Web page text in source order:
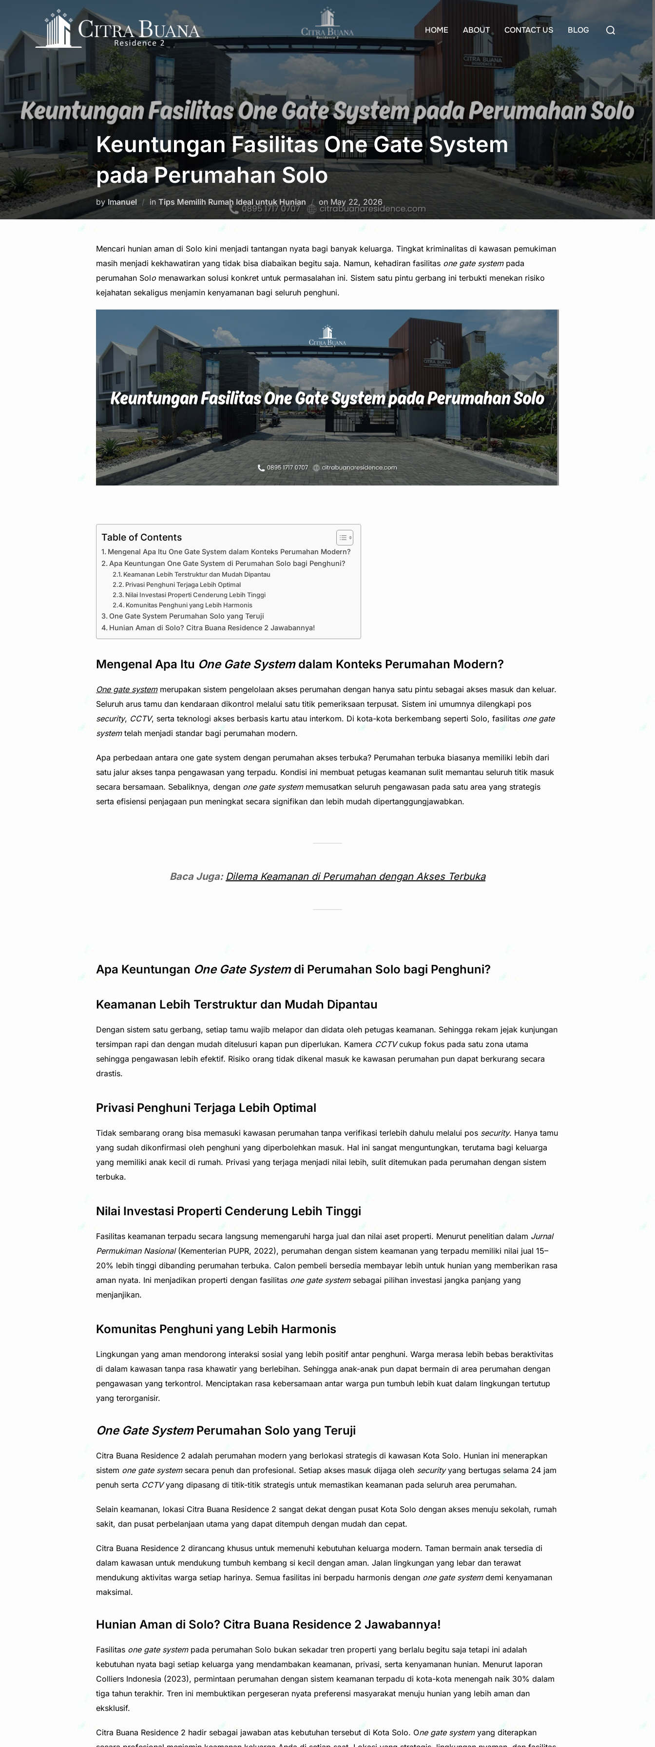
content
HOME ABOUT CONTACT US BLOG
Search
Keuntungan Fasilitas One Gate System
pada Perumahan Solo
by Imanuel in Tips Memilih Rumah Ideal untuk Hunian on Posted
on
May 22, 2026
Mencari hunian aman di Solo kini menjadi tantangan nyata bagi banyak keluarga. Tingkat kriminalitas di kawasan pemukiman
masih menjadi kekhawatiran yang tidak bisa diabaikan begitu saja. Namun, kehadiran fasilitas one gate system pada
perumahan Solo menawarkan solusi konkret untuk permasalahan ini. Sistem satu pintu gerbang ini terbukti menekan risiko
kejahatan sekaligus menjamin kenyamanan bagi seluruh penghuni.
Table of Contents
Mengenal Apa Itu One Gate System dalam Konteks Perumahan Modern?
Apa Keuntungan One Gate System di Perumahan Solo bagi Penghuni?
Keamanan Lebih Terstruktur dan Mudah Dipantau
Privasi Penghuni Terjaga Lebih Optimal
Nilai Investasi Properti Cenderung Lebih Tinggi
Komunitas Penghuni yang Lebih Harmonis
One Gate System Perumahan Solo yang Teruji
Hunian Aman di Solo? Citra Buana Residence 2 Jawabannya!
Mengenal Apa Itu One Gate Systemdalam Konteks Perumahan Modern?
One gate systemmerupakan sistem pengelolaan akses perumahan dengan hanya satu pintu sebagai akses masuk dan keluar.
Seluruh arus tamu dan kendaraan dikontrol melalui satu titik pemeriksaan terpusat. Sistem ini umumnya dilengkapi pos
security, CCTV, serta teknologi akses berbasis kartu atau interkom. Di kota-kota berkembang seperti Solo, fasilitas one gate
systemtelah menjadi standar bagi perumahan modern.
Apa perbedaan antara one gate system dengan perumahan akses terbuka? Perumahan terbuka biasanya memiliki lebih dari
satu jalur akses tanpa pengawasan yang terpadu. Kondisi ini membuat petugas keamanan sulit memantau seluruh titik masuk
secara bersamaan. Sebaliknya, dengan one gate systemmemusatkan seluruh pengawasan pada satu area yang strategis
serta efisiensi penjagaan pun meningkat secara signifikan dan lebih mudah dipertanggungjawabkan.
Baca Juga: Dilema Keamanan di Perumahan dengan Akses Terbuka
Apa Keuntungan One Gate Systemdi Perumahan Solo bagi Penghuni?
Keamanan Lebih Terstruktur dan Mudah Dipantau
Dengan sistem satu gerbang, setiap tamu wajib melapor dan didata oleh petugas keamanan. Sehingga rekam jejak kunjungan
tersimpan rapi dan dengan mudah ditelusuri kapan pun diperlukan. Kamera CCTVcukup fokus pada satu zona utama
sehingga pengawasan lebih efektif. Risiko orang tidak dikenal masuk ke kawasan perumahan pun dapat berkurang secara
drastis.
Privasi Penghuni Terjaga Lebih Optimal
Tidak sembarang orang bisa memasuki kawasan perumahan tanpa verifikasi terlebih dahulu melalui pos security. Hanya tamu
yang sudah dikonfirmasi oleh penghuni yang diperbolehkan masuk. Hal ini sangat menguntungkan, terutama bagi keluarga
yang memiliki anak kecil di rumah. Privasi yang terjaga menjadi nilai lebih, sulit ditemukan pada perumahan dengan sistem
terbuka.
Nilai Investasi Properti Cenderung Lebih Tinggi
Fasilitas keamanan terpadu secara langsung memengaruhi harga jual dan nilai aset properti. Menurut penelitian dalam Jurnal
Permukiman Nasional(Kementerian PUPR, 2022), perumahan dengan sistem keamanan yang terpadu memiliki nilai jual 15–
20% lebih tinggi dibanding perumahan terbuka. Calon pembeli bersedia membayar lebih untuk hunian yang memberikan rasa
aman nyata. Ini menjadikan properti dengan fasilitas one gate systemsebagai pilihan investasi jangka panjang yang
menjanjikan.
Komunitas Penghuni yang Lebih Harmonis
Lingkungan yang aman mendorong interaksi sosial yang lebih positif antar penghuni. Warga merasa lebih bebas beraktivitas
di dalam kawasan tanpa rasa khawatir yang berlebihan. Sehingga anak-anak pun dapat bermain di area perumahan dengan
pengawasan yang terkontrol. Menciptakan rasa kebersamaan antar warga pun tumbuh lebih kuat dalam lingkungan tertutup
yang terorganisir.
One Gate SystemPerumahan Solo yang Teruji
Citra Buana Residence 2 adalah perumahan modern yang berlokasi strategis di kawasan Kota Solo. Hunian ini menerapkan
sistem one gate system secara penuh dan profesional. Setiap akses masuk dijaga oleh securityyang bertugas selama 24 jam
penuh serta CCTVyang dipasang di titik-titik strategis untuk memastikan keamanan pada seluruh area perumahan.
Selain keamanan, lokasi Citra Buana Residence 2 sangat dekat dengan pusat Kota Solo dengan akses menuju sekolah, rumah
sakit, dan pusat perbelanjaan utama yang dapat ditempuh dengan mudah dan cepat.
Citra Buana Residence 2 dirancang khusus untuk memenuhi kebutuhan keluarga modern. Taman bermain anak tersedia di
dalam kawasan untuk mendukung tumbuh kembang si kecil dengan aman. Jalan lingkungan yang lebar dan terawat
mendukung aktivitas warga setiap harinya. Semua fasilitas ini berpadu harmonis dengan one gate systemdemi kenyamanan
maksimal.
Hunian Aman di Solo? Citra Buana Residence 2 Jawabannya!
Fasilitas one gate system pada perumahan Solo bukan sekadar tren properti yang berlalu begitu saja tetapi ini adalah
kebutuhan nyata bagi setiap keluarga yang mendambakan keamanan, privasi, serta kenyamanan hunian. Menurut laporan
Colliers Indonesia (2023), permintaan perumahan dengan sistem keamanan terpadu di kota-kota menengah naik 30% dalam
tiga tahun terakhir. Tren ini membuktikan pergeseran nyata preferensi masyarakat menuju hunian yang lebih aman dan
eksklusif.
Citra Buana Residence 2 hadir sebagai jawaban atas kebutuhan tersebut di Kota Solo. One gate systemyang diterapkan